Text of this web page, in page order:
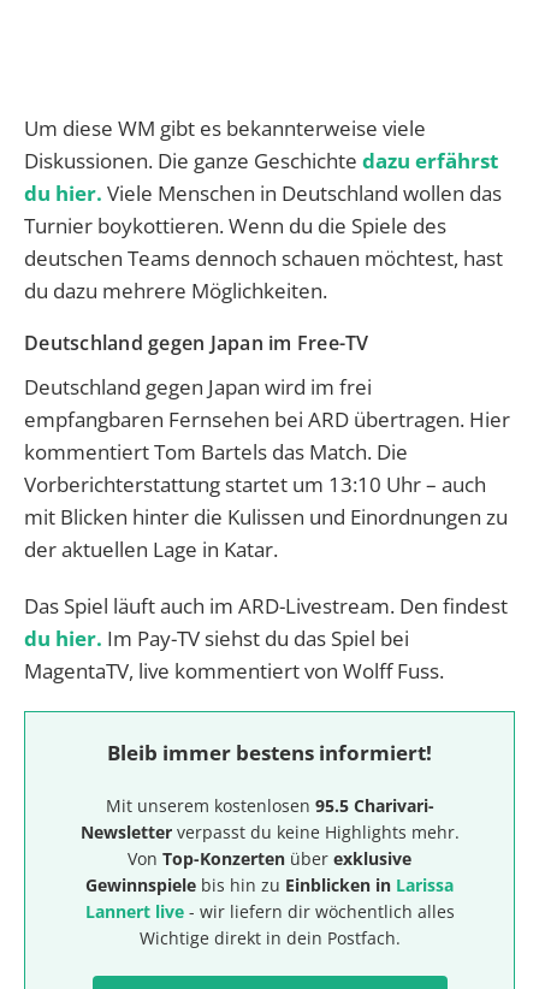
Um diese WM gibt es bekannterweise viele
Diskussionen. Die ganze Geschichte dazu erfährst
du hier. Viele Menschen in Deutschland wollen das
Turnier boykottieren. Wenn du die Spiele des
deutschen Teams dennoch schauen möchtest, hast
du dazu mehrere Möglichkeiten.
Deutschland gegen Japan im Free-TV
Deutschland gegen Japan wird im frei
empfangbaren Fernsehen bei ARD übertragen. Hier
kommentiert Tom Bartels das Match. Die
Vorberichterstattung startet um 13:10 Uhr – auch
mit Blicken hinter die Kulissen und Einordnungen zu
der aktuellen Lage in Katar.
Das Spiel läuft auch im ARD-Livestream. Den findest
du hier. Im Pay-TV siehst du das Spiel bei
MagentaTV, live kommentiert von Wolff Fuss.
Bleib immer bestens informiert!
Mit unserem kostenlosen 95.5 Charivari-
Newsletterverpasst du keine Highlights mehr.
Von Top-Konzerten über exklusive
Gewinnspiele bis hin zu Einblicken in Larissa
Lannert live- wir liefern dir wöchentlich alles
Wichtige direkt in dein Postfach.